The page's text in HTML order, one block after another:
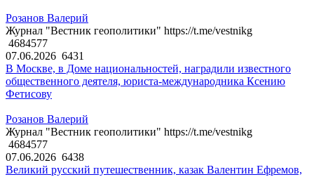
Розанов Валерий
Журнал "Вестник геополитики" https://t.me/vestnikg
4684577
07.06.2026 6431
В Москве, в Доме национальностей, наградили известного
общественного деятеля, юриста-международника Ксению
Фетисову
Розанов Валерий
Журнал "Вестник геополитики" https://t.me/vestnikg
4684577
07.06.2026 6438
Великий русский путешественник, казак Валентин Ефремов,